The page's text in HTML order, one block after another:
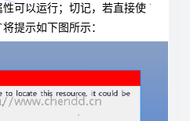
性可以运行；切记，若直接使
提示如下图所示：